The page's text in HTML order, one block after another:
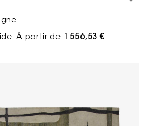
À partir de 1 556,53 €